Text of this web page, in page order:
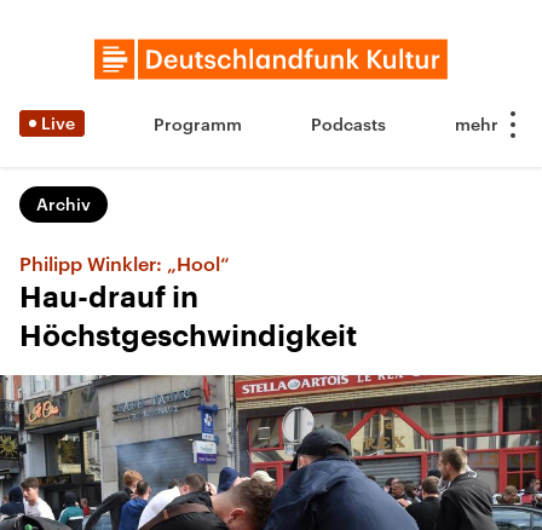
Live Programm Podcasts
Archiv
Philipp Winkler: „Hool“
Hau-drauf in
Höchstgeschwindigkeit